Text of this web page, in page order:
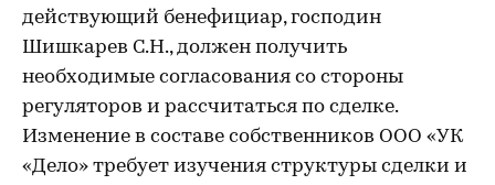
действующий бенефициар, господин
Шишкарев С.Н., должен получить
необходимые согласования со стороны
регуляторов и рассчитаться по сделке.
Изменение в составе собственников ООО «УК
«Дело» требует изучения структуры сделки и